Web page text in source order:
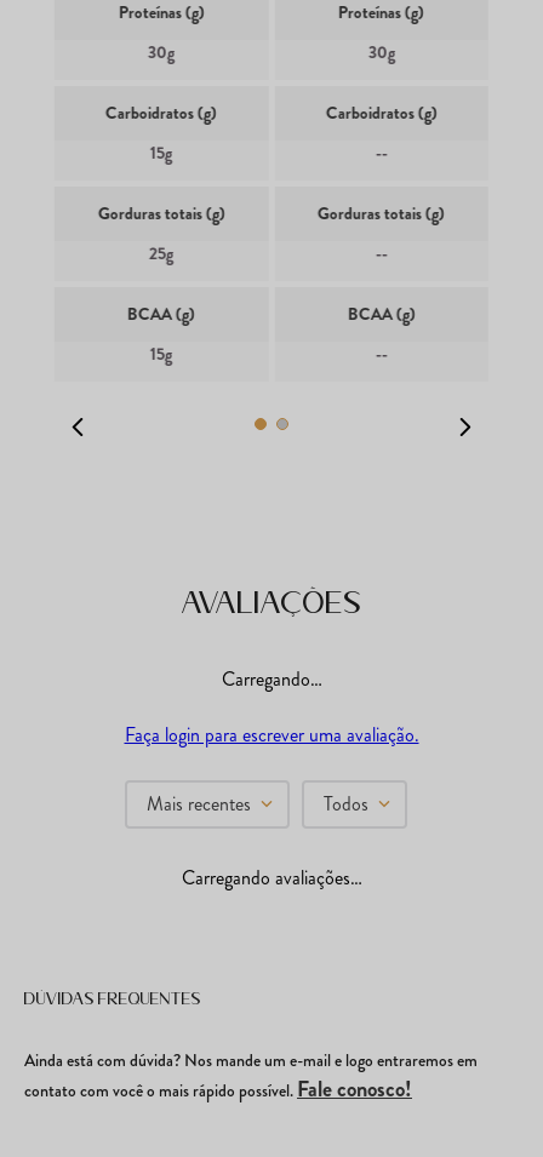
Proteínas (g)
30g
Carboidratos (g)
15g
Gorduras totais (g)
25g
BCAA (g)
15g
Proteínas (g)
30g
Carboidratos (g)
--
Gorduras totais (g)
--
BCAA (g)
--
Avaliações
Carregando…
Faça login para escrever uma avaliação.
Mais recentes Todos
Carregando avaliações…
Dúvidas frequentes
Ainda está com dúvida? Nos mande um e-mail e logo entraremos em
contato com você o mais rápido possível. Fale conosco!